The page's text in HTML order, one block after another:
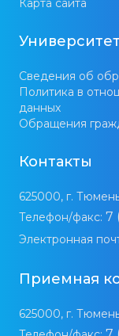
Университет
Сведения об
Политика в
данных
Обращения
Контакты
625000, г.
Телефон/факс: 7
Электронная
Приемная
625000, г.